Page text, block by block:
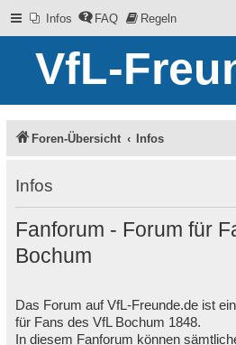
Infos FAQ Regeln
VfL-
Foren-Übersicht Infos
Infos
Fanforum - Forum für
Bochum
Das Forum auf VfL-Freunde.de ist
für Fans des VfL Bochum 1848.
In diesem Fanforum können